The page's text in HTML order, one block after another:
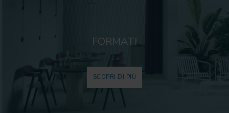
FORMATI
SCOPRI DI PIÙ